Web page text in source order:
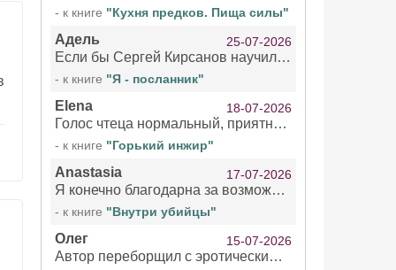
- к книге "Кухня предков. Пища силы"
Адель 25-07-2026
Если бы Сергей Кирсанов научился не сглатывать каждые 1-2 минуты слюну, так что слышно в микрофоне и, что вызывает отвращение, то мелжно было бы слушать.
- к книге "Я - посланник"
Elena 18-07-2026
Голос чтеца нормальный, приятный тембр. Мне очень понравилось озвучивание рассказа. Очень странный отзыв Надежды. Может у неё что-то с нервами?
- к книге "Горький инжир"
Anastasia 17-07-2026
Я конечно благодарна за возможность бесплатно слушать книги даже новинки , но чтение этой книги просто ужасно
- к книге "Внутри убийцы"
Олег 15-07-2026
Автор переборщил с эротическими сценами. Похоже, с этим у него проблемы.